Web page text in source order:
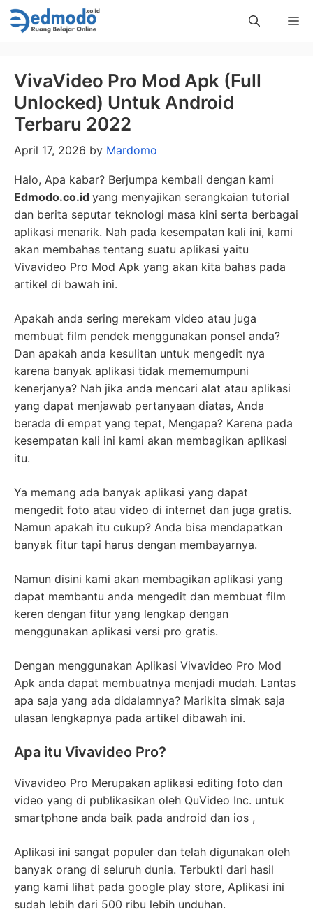
Skip
to
VivaVideo Pro Mod Apk (Full
Unlocked) Untuk Android
Terbaru 2022
April 17, 2026 by Mardomo
Halo, Apa kabar? Berjumpa kembali dengan kami
Edmodo.co.id yang menyajikan serangkaian tutorial
dan berita seputar teknologi masa kini serta berbagai
aplikasi menarik. Nah pada kesempatan kali ini, kami
akan membahas tentang suatu aplikasi yaitu
Vivavideo Pro Mod Apk yang akan kita bahas pada
artikel di bawah ini.
Apakah anda sering merekam video atau juga
membuat film pendek menggunakan ponsel anda?
Dan apakah anda kesulitan untuk mengedit nya
karena banyak aplikasi tidak mememumpuni
kenerjanya? Nah jika anda mencari alat atau aplikasi
yang dapat menjawab pertanyaan diatas, Anda
berada di empat yang tepat, Mengapa? Karena pada
kesempatan kali ini kami akan membagikan aplikasi
itu.
Ya memang ada banyak aplikasi yang dapat
mengedit foto atau video di internet dan juga gratis.
Namun apakah itu cukup? Anda bisa mendapatkan
banyak fitur tapi harus dengan membayarnya.
Namun disini kami akan membagikan aplikasi yang
dapat membantu anda mengedit dan membuat film
keren dengan fitur yang lengkap dengan
menggunakan aplikasi versi pro gratis.
Dengan menggunakan Aplikasi Vivavideo Pro Mod
Apk anda dapat membuatnya menjadi mudah. Lantas
apa saja yang ada didalamnya? Marikita simak saja
ulasan lengkapnya pada artikel dibawah ini.
Apa itu Vivavideo Pro?
Vivavideo Pro Merupakan aplikasi editing foto dan
video yang di publikasikan oleh QuVideo Inc. untuk
smartphone anda baik pada android dan ios ,
Aplikasi ini sangat populer dan telah digunakan oleh
banyak orang di seluruh dunia. Terbukti dari hasil
yang kami lihat pada google play store, Aplikasi ini
sudah lebih dari 500 ribu lebih unduhan.